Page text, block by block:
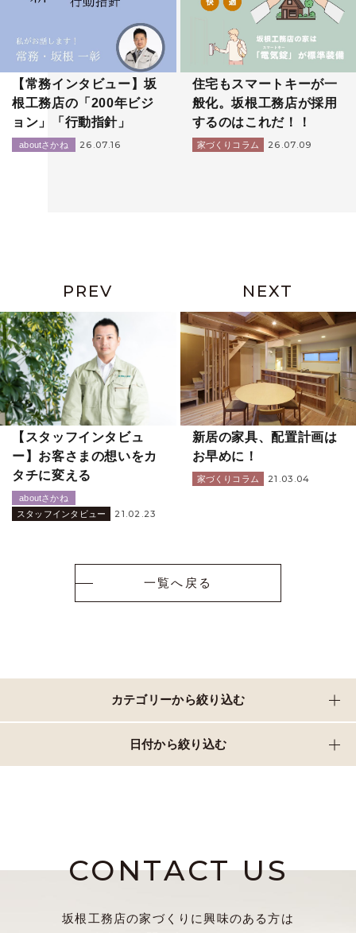
【常務インタビュー】坂
根工務店の「200年ビジ
ョン」「行動指針」
aboutさかね 26.07.16
住宅もスマートキーが一
般化。坂根工務店が採用
するのはこれだ！！
家づくりコラム 26.07.09
PREV
【スタッフインタビュ
ー】お客さまの想いをカ
タチに変える
aboutさかね
スタッフインタビュー
21.02.23
NEXT
新居の家具、配置計画は
お早めに！
家づくりコラム 21.03.04
一覧へ戻る
カテゴリーから絞り込む
日付から絞り込む
CONTACT US
坂根工務店の家づくりに興味のある方は